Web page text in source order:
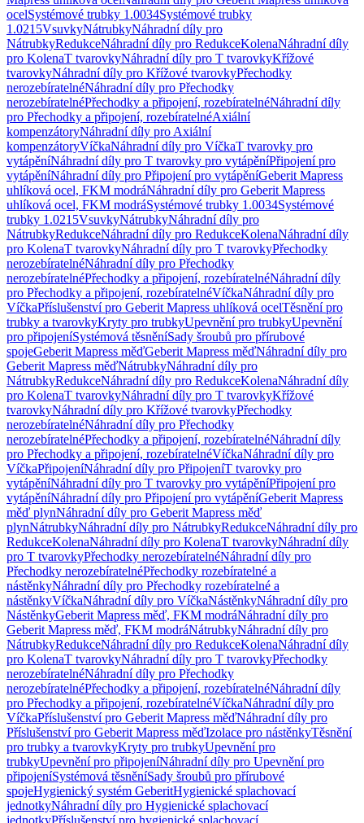
ocelSystémové trubky 1.0034Systémové trubky
1.0215VsuvkyNátrubkyNáhradní díly pro
NátrubkyRedukceNáhradní díly pro RedukceKolenaNáhradní díly
pro KolenaT tvarovkyNáhradní díly pro T tvarovkyKřížové
tvarovkyNáhradní díly pro Křížové tvarovkyPřechodky
nerozebíratelnéNáhradní díly pro Přechodky
nerozebíratelnéPřechodky a připojení, rozebíratelnéNáhradní díly
pro Přechodky a připojení, rozebíratelnéAxiální
kompenzátoryNáhradní díly pro Axiální
kompenzátoryVíčkaNáhradní díly pro VíčkaT tvarovky pro
vytápěníNáhradní díly pro T tvarovky pro vytápěníPřipojení pro
vytápěníNáhradní díly pro Připojení pro vytápěníGeberit Mapress
uhlíková ocel, FKM modráNáhradní díly pro Geberit Mapress
uhlíková ocel, FKM modráSystémové trubky 1.0034Systémové
trubky 1.0215VsuvkyNátrubkyNáhradní díly pro
NátrubkyRedukceNáhradní díly pro RedukceKolenaNáhradní díly
pro KolenaT tvarovkyNáhradní díly pro T tvarovkyPřechodky
nerozebíratelnéNáhradní díly pro Přechodky
nerozebíratelnéPřechodky a připojení, rozebíratelnéNáhradní díly
pro Přechodky a připojení, rozebíratelnéVíčkaNáhradní díly pro
VíčkaPříslušenství pro Geberit Mapress uhlíková ocelTěsnění pro
trubky a tvarovkyKryty pro trubkyUpevnění pro trubkyUpevnění
pro připojeníSystémová těsněníSady šroubů pro přírubové
spojeGeberit Mapress měďGeberit Mapress měďNáhradní díly pro
Geberit Mapress měďNátrubkyNáhradní díly pro
NátrubkyRedukceNáhradní díly pro RedukceKolenaNáhradní díly
pro KolenaT tvarovkyNáhradní díly pro T tvarovkyKřížové
tvarovkyNáhradní díly pro Křížové tvarovkyPřechodky
nerozebíratelnéNáhradní díly pro Přechodky
nerozebíratelnéPřechodky a připojení, rozebíratelnéNáhradní díly
pro Přechodky a připojení, rozebíratelnéVíčkaNáhradní díly pro
VíčkaPřipojeníNáhradní díly pro PřipojeníT tvarovky pro
vytápěníNáhradní díly pro T tvarovky pro vytápěníPřipojení pro
vytápěníNáhradní díly pro Připojení pro vytápěníGeberit Mapress
měď plynNáhradní díly pro Geberit Mapress měď
plynNátrubkyNáhradní díly pro NátrubkyRedukceNáhradní díly pro
RedukceKolenaNáhradní díly pro KolenaT tvarovkyNáhradní díly
pro T tvarovkyPřechodky nerozebíratelnéNáhradní díly pro
Přechodky nerozebíratelnéPřechodky rozebíratelné a
nástěnkyNáhradní díly pro Přechodky rozebíratelné a
nástěnkyVíčkaNáhradní díly pro VíčkaNástěnkyNáhradní díly pro
NástěnkyGeberit Mapress měď, FKM modráNáhradní díly pro
Geberit Mapress měď, FKM modráNátrubkyNáhradní díly pro
NátrubkyRedukceNáhradní díly pro RedukceKolenaNáhradní díly
pro KolenaT tvarovkyNáhradní díly pro T tvarovkyPřechodky
nerozebíratelnéNáhradní díly pro Přechodky
nerozebíratelnéPřechodky a připojení, rozebíratelnéNáhradní díly
pro Přechodky a připojení, rozebíratelnéVíčkaNáhradní díly pro
VíčkaPříslušenství pro Geberit Mapress měďNáhradní díly pro
Příslušenství pro Geberit Mapress měďIzolace pro nástěnkyTěsnění
pro trubky a tvarovkyKryty pro trubkyUpevnění pro
trubkyUpevnění pro připojeníNáhradní díly pro Upevnění pro
připojeníSystémová těsněníSady šroubů pro přírubové
spojeHygienický systém GeberitHygienické splachovací
jednotkyNáhradní díly pro Hygienické splachovací
jednotkyPříslušenství pro hygienické splachovací